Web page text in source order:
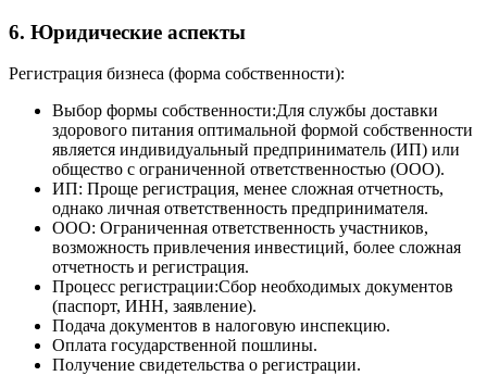
6. Юридические аспекты
Регистрация бизнеса (форма собственности):
Выбор формы собственности:Для службы доставки
здорового питания оптимальной формой собственности
является индивидуальный предприниматель (ИП) или
общество с ограниченной ответственностью (ООО).
ИП: Проще регистрация, менее сложная отчетность,
однако личная ответственность предпринимателя.
ООО: Ограниченная ответственность участников,
возможность привлечения инвестиций, более сложная
отчетность и регистрация.
Процесс регистрации:Сбор необходимых документов
(паспорт, ИНН, заявление).
Подача документов в налоговую инспекцию.
Оплата государственной пошлины.
Получение свидетельства о регистрации.